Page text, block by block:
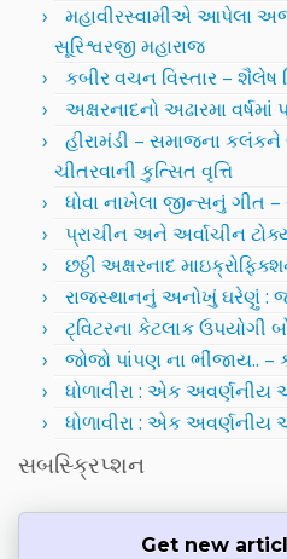
મહાવીરસ્વામીએ આપેલા
સૂરિશ્વરજી મહારાજ
કબીર વચન વિસ્તાર – શૈલેષ
અક્ષરનાદનો અઢારમા વર્ષમાં
હીરામંડી – સમાજના કલંકને
ચીતરવાની કુત્સિત વૃત્તિ
ધોવા નાખેલા જીન્સનું ગીત
પ્રાચીન અને અર્વાચીન
છઠ્ઠી અક્ષરનાદ
રાજસ્થાનનું અનોખું ઘરેણું :
ટ્વિટરના કેટલાક ઉપયોગી
જોજો પાંપણ ના ભીંજાય.. –
ધોળાવીરા : એક
ધોળાવીરા : એક
સબસ્ક્રિપ્શન
Get new